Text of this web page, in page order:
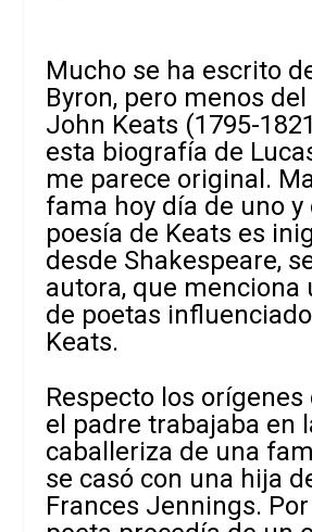
Mucho se ha escrito
Byron, pero menos
John Keats (1795-
esta biografía de
me parece original.
fama hoy día de uno y
poesía de Keats es
desde Shakespeare,
autora, que menciona
de poetas
Keats.
Respecto los orígenes
el padre trabajaba en
caballeriza de una
se casó con una hija
Frances Jennings.